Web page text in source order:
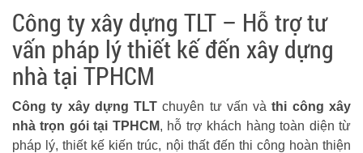
Công ty xây dựng TLT – Hỗ trợ tư
vấn pháp lý thiết kế đến xây dựng
nhà tại TPHCM
Công ty xây dựng TLT chuyên tư vấn vàthi công xây
nhà trọn gói tại TPHCM, hỗ trợ khách hàng toàn diện từ
pháp lý, thiết kế kiến trúc, nội thất đến thi công hoàn thiện